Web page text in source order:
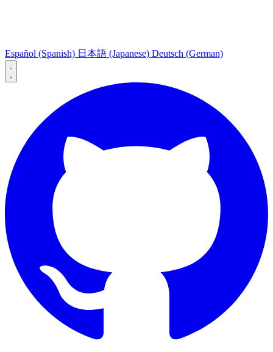
Español (Spanish) 日本語 (Japanese) Deutsch (German)